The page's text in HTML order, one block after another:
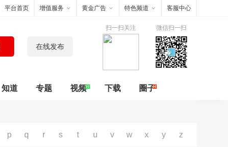
平台首页 增值服务 黄金广告 特色频道 客服中心
在线发布
微信扫一扫
扫一扫关注
知道 专题 视频 下载 圈子
p q r s t u v w x y z